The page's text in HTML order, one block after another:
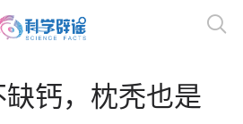
钙，枕秃也是